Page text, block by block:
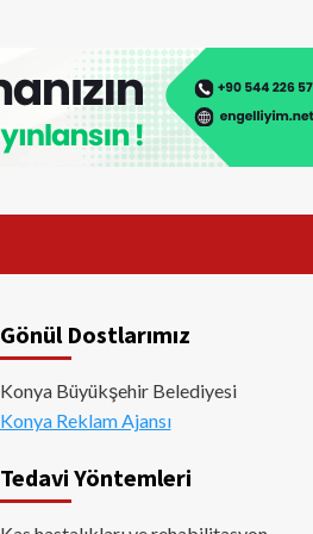
Gönül Dostlarımız
Konya Büyükşehir Belediyesi
Konya Reklam Ajansı
Tedavi Yöntemleri